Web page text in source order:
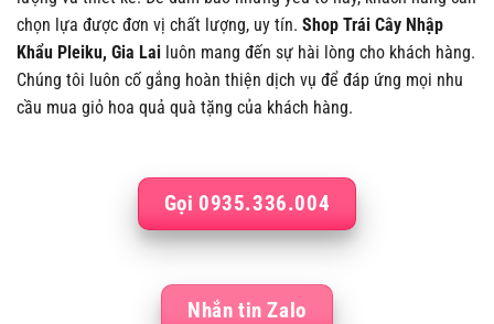
chọn lựa được đơn vị chất lượng, uy tín. Shop Trái Cây Nhập
Khẩu Pleiku, Gia Lai luôn mang đến sự hài lòng cho khách hàng.
Chúng tôi luôn cố gắng hoàn thiện dịch vụ để đáp ứng mọi nhu
cầu mua giỏ hoa quả quà tặng của khách hàng.
Gọi 0935.336.004
Nhắn tin Zalo